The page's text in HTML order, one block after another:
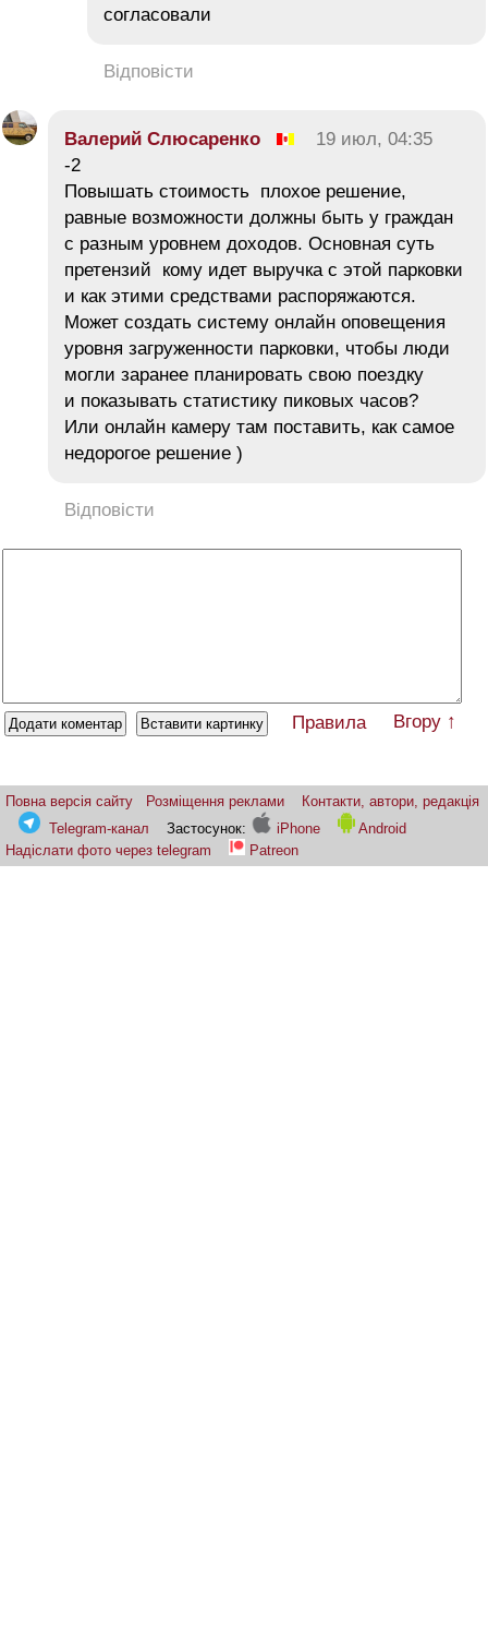
согласовали
Відповісти
Валерий Слюсаренко
19 июл, 04:35
-2
Повышать стоимость плохое решение,
равные возможности должны быть у граждан
с разным уровнем доходов. Основная суть
претензий кому идет выручка с этой парковки
и как этими средствами распоряжаются.
Может создать систему онлайн оповещения
уровня загруженности парковки, чтобы люди
могли заранее планировать свою поездку
и показывать статистику пиковых часов?
Или онлайн камеру там поставить, как самое
недорогое решение )
Відповісти
Правила Вгору ↑
Повна версія сайту Розміщення реклами
Контакти, автори, редакція
Telegram-канал
Застосунок: iPhone
Android
Надіслати фото через telegram
Patreon